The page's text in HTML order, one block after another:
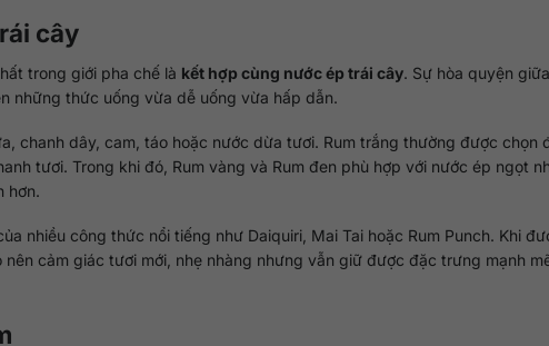
cây
trong giới pha chế là kết hợp cùng nước ép trái cây. Sự hòa quyện
những thức uống vừa dễ uống vừa hấp dẫn.
chanh dây, cam, táo hoặc nước dừa tươi. Rum trắng thường được chọn
tươi. Trong khi đó, Rum vàng và Rum đen phù hợp với nước ép ngọt
hơn.
nhiều công thức nổi tiếng như Daiquiri, Mai Tai hoặc Rum Punch. Khi
cảm giác tươi mới, nhẹ nhàng nhưng vẫn giữ được đặc trưng mạnh